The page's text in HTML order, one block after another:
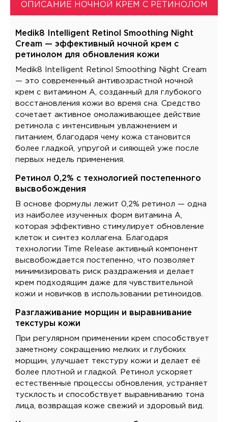
ОПИСАНИЕ НОЧНОЙ КРЕМ С РЕТИНОЛОМ
Medik8 Intelligent Retinol Smoothing Night
Cream — эффективный ночной крем с
ретинолом для обновления кожи
Medik8 Intelligent Retinol Smoothing Night Cream
— это современный антивозрастной ночной
крем с витамином A, созданный для глубокого
восстановления кожи во время сна. Средство
сочетает активное омолаживающее действие
ретинола с интенсивным увлажнением и
питанием, благодаря чему кожа становится
более гладкой, упругой и сияющей уже после
первых недель применения.
Ретинол 0,2% с технологией постепенного
высвобождения
В основе формулы лежит 0,2% ретинол — одна
из наиболее изученных форм витамина A,
которая эффективно стимулирует обновление
клеток и синтез коллагена. Благодаря
технологии Time Release активный компонент
высвобождается постепенно, что позволяет
минимизировать риск раздражения и делает
крем подходящим даже для чувствительной
кожи и новичков в использовании ретиноидов.
Разглаживание морщин и выравнивание
текстуры кожи
При регулярном применении крем способствует
заметному сокращению мелких и глубоких
морщин, улучшает текстуру кожи и делает её
более плотной и гладкой. Ретинол ускоряет
естественные процессы обновления, устраняет
тусклость и способствует выравниванию тона
лица, возвращая коже свежий и здоровый вид.